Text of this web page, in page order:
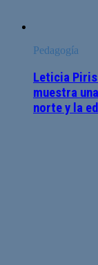
Pedagogía
Leticia Piris
muestra
norte y la